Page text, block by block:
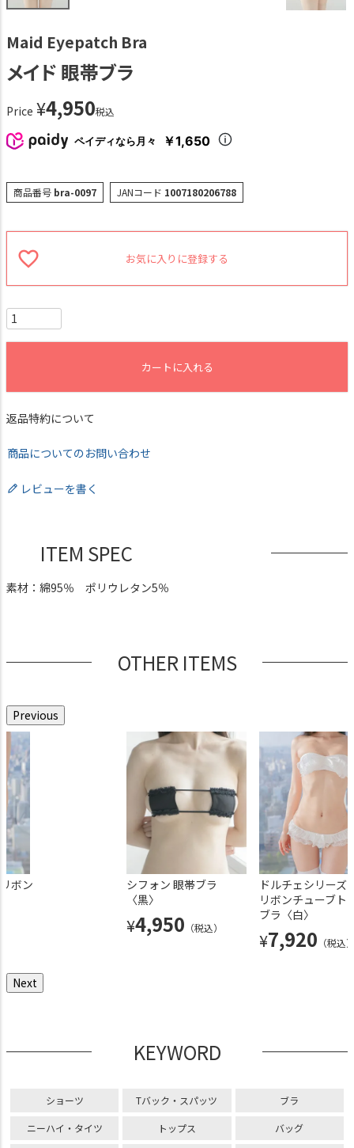
Maid Eyepatch Bra
メイド 眼帯ブラ
Price ¥4,950税込
ペイディなら月々 ￥1,650
商品番号 bra-0097 JANコード 1007180206788
お気に入りに登録する
カートに入れる
返品特約について
商品についてのお問い合わせ
レビューを書く
ITEM SPEC
素材：綿95％ ポリウレタン5％
OTHER ITEMS
Previous
ボン
ノンワイヤーブラ〈グレー×リ
（税込）
超ローライズ メイドTバ
ンツ〈黒〉
3,630
イドブラ〈黒〉
シフォン 眼帯ブラ
〈黒〉
¥4,950 （税込）
ドルチェシリーズ
リボンチューブト
ブラ〈白〉
¥7,920 （税込
Next
KEYWORD
ショーツ Tバック・スパッツ ブラ
ニーハイ・タイツ トップス バッグ